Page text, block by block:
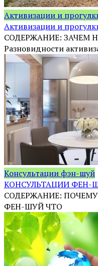
Активизации и
Активизации и
СОДЕРЖАНИЕ: ЗАЧЕМ
Разновидности
Консультации фэн-шуй
КОНСУЛЬТАЦИИ ФЕН-
СОДЕРЖАНИЕ:
ФЕН-ШУЙ ЧТО